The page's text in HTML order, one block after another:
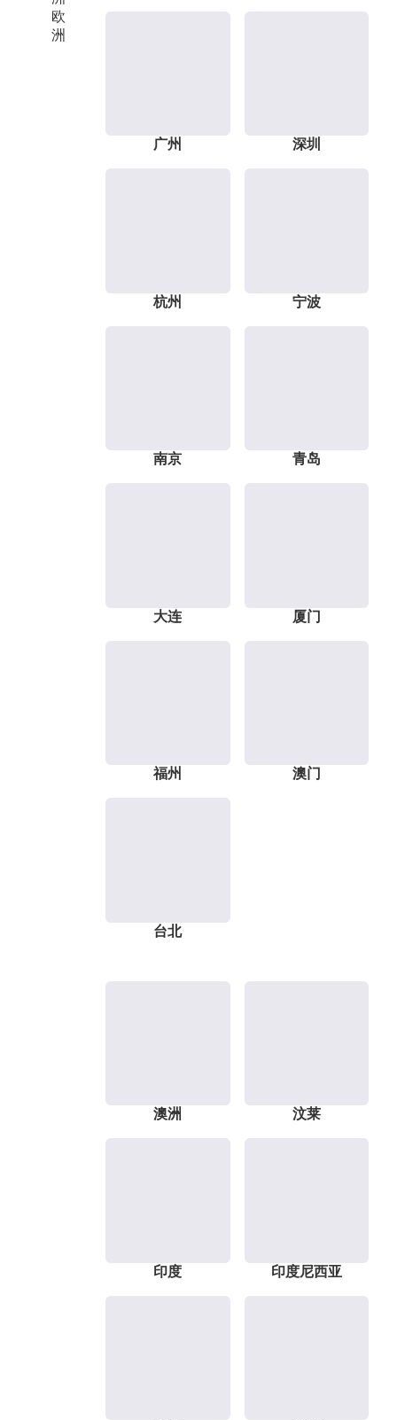
欧
洲
广州 深圳
杭州 宁波
南京 青岛
大连 厦门
福州 澳门
台北
澳洲 汶莱
印度 印度尼西亚